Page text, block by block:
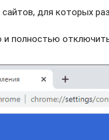
для которых
полностью